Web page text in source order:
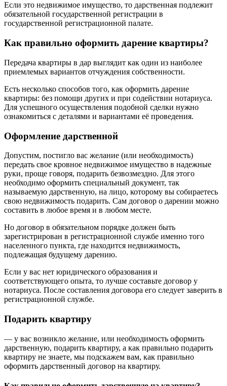
Если это недвижимое имущество, то дарственная подлежит
обязательной государственной регистрации в
государственной регистрационной палате.
Как правильно оформить дарение квартиры?
Передача квартиры в дар выглядит как один из наиболее
приемлемых вариантов отчуждения собственности.
Есть несколько способов того, как оформить дарение
квартиры: без помощи других и при содействии нотариуса.
Для успешного осуществления подобной сделки нужно
ознакомиться с деталями и вариантами её проведения.
Оформление дарственной
Допустим, постигло вас желание (или необходимость)
передать свое кровное недвижимое имущество в надежные
руки, проще говоря, подарить безвозмездно. Для этого
необходимо оформить специальный документ, так
называемую дарственную, на лицо, которому вы собираетесь
свою недвижимость подарить. Сам договор о дарении можно
составить в любое время и в любом месте.
Но договор в обязательном порядке должен быть
зарегистрирован в регистрационной службе именно того
населенного пункта, где находится недвижимость,
подлежащая будущему дарению.
Если у вас нет юридического образования и
соответствующего опыта, то лучше составьте договор у
нотариуса. После составления договора его следует заверить в
регистрационной службе.
Подарить квартиру
— у вас возникло желание, или необходимость оформить
дарственную, подарить квартиру, а как правильно подарить
квартиру не знаете, мы подскажем вам, как правильно
оформить дарственный договор на квартиру.